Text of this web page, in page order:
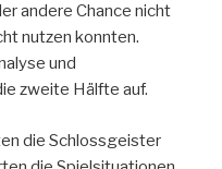
andere Chance nicht
nutzen konnten.
und
zweite Hälfte auf.
die Schlossgeister